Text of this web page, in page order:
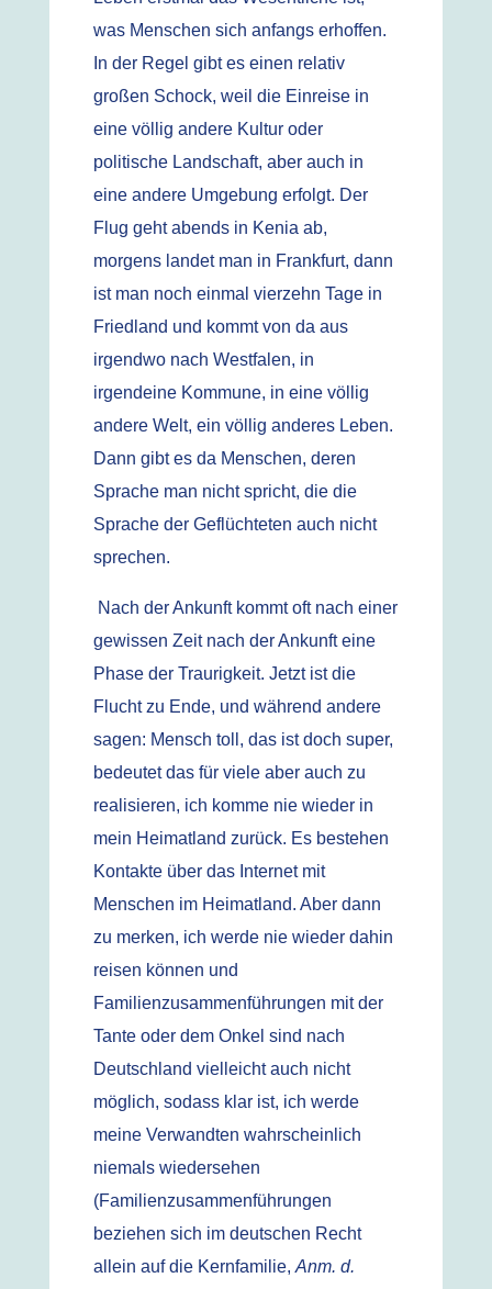
was Menschen sich anfangs erhoffen.
In der Regel gibt es einen relativ
großen Schock, weil die Einreise in
eine völlig andere Kultur oder
politische Landschaft, aber auch in
eine andere Umgebung erfolgt. Der
Flug geht abends in Kenia ab,
morgens landet man in Frankfurt, dann
ist man noch einmal vierzehn Tage in
Friedland und kommt von da aus
irgendwo nach Westfalen, in
irgendeine Kommune, in eine völlig
andere Welt, ein völlig anderes Leben.
Dann gibt es da Menschen, deren
Sprache man nicht spricht, die die
Sprache der Geflüchteten auch nicht
sprechen.
Nach der Ankunft kommt oft nach einer
gewissen Zeit nach der Ankunft eine
Phase der Traurigkeit. Jetzt ist die
Flucht zu Ende, und während andere
sagen: Mensch toll, das ist doch super,
bedeutet das für viele aber auch zu
realisieren, ich komme nie wieder in
mein Heimatland zurück. Es bestehen
Kontakte über das Internet mit
Menschen im Heimatland. Aber dann
zu merken, ich werde nie wieder dahin
reisen können und
Familienzusammenführungen mit der
Tante oder dem Onkel sind nach
Deutschland vielleicht auch nicht
möglich, sodass klar ist, ich werde
meine Verwandten wahrscheinlich
niemals wiedersehen
(Familienzusammenführungen
beziehen sich im deutschen Recht
allein auf die Kernfamilie, Anm. d.